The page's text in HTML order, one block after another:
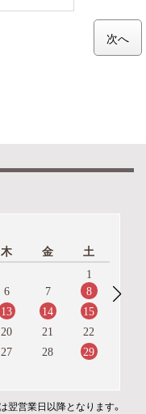
次へ
木 金
土
1
6 7
8
13 14
15
20 21
22
27 28
29
翌営業日以降となります。